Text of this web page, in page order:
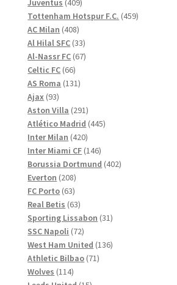
Juventus 409
produkter
Tottenham Hotspur F.C. 459459
AC Milan 408408
produkter
Al Hilal SFC 3333
produkter
Al-Nassr FC 6767
Celtic FC 6666
produkter
AS Roma 131131
Ajax 9393
produkter
Aston Villa 291291
produkter
Atlético Madrid 445445
Inter Milan 420420
produkter
Inter Miami CF 146146
produkter
Borussia Dortmund 402402
Everton 208208
produkter
FC Porto 6363
produkter
Real Betis 6363
produkter
Sporting Lissabon 3131
SSC Napoli 7272
produkter
West Ham United 136136
Athletic Bilbao 7171
Wolves 114114